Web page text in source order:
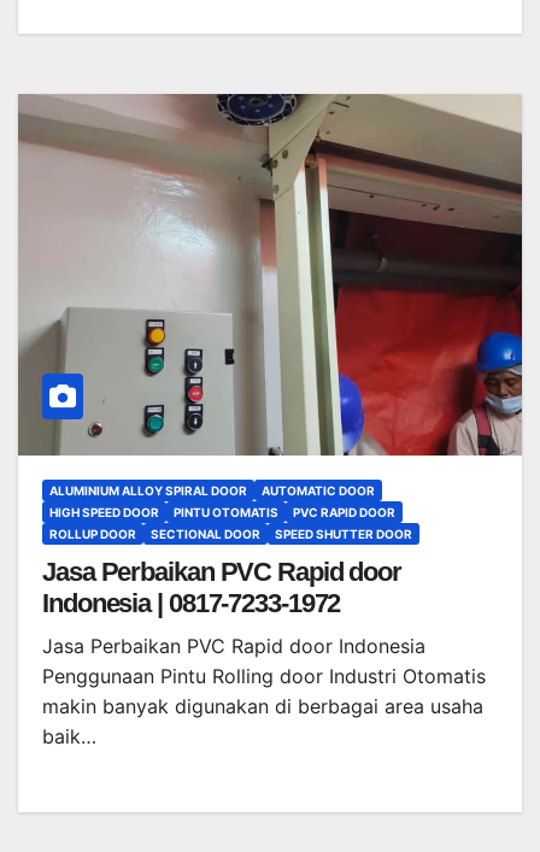
ALUMINIUM ALLOY SPIRAL DOOR
AUTOMATIC DOOR
HIGH SPEED DOOR
PINTU OTOMATIS
PVC RAPID DOOR
ROLLUP DOOR
SECTIONAL DOOR SPEED SHUTTER DOOR
Jasa Perbaikan PVC Rapid door
Indonesia | 0817-7233-1972
Jasa Perbaikan PVC Rapid door Indonesia
Penggunaan Pintu Rolling door Industri Otomatis
makin banyak digunakan di berbagai area usaha
baik…